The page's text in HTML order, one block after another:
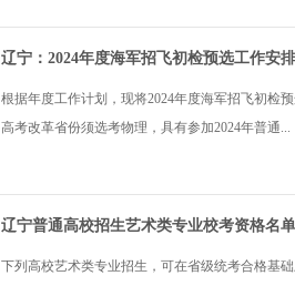
辽宁：2024年度海军招飞初检预选工作安排
根据年度工作计划，现将2024年度海军招飞初检
高考改革省份须选考物理，具有参加2024年普通...
辽宁普通高校招生艺术类专业校考资格名单
下列高校艺术类专业招生，可在省级统考合格基